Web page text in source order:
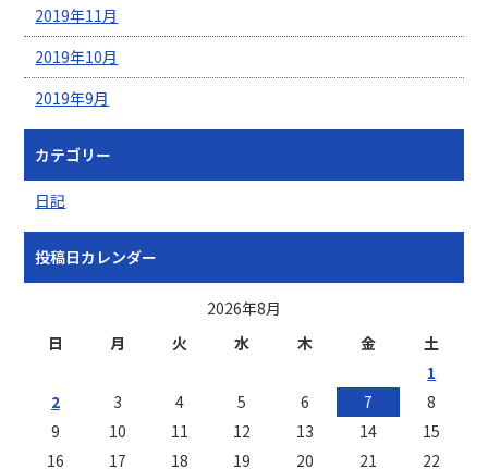
2019年11月
2019年10月
2019年9月
カテゴリー
日記
投稿日カレンダー
2026年8月
日
月 火 水 木 金
土
1
2
3 4 5 6 7
8
9
10 11 12 13 14
15
16
17 18 19 20 21 22